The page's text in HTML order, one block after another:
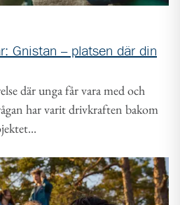
Gnistan – platsen där din
där unga får vara med och
har varit drivkraften bakom